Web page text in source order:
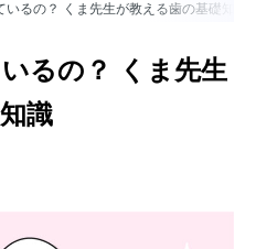
るの？ くま先生が教える歯の基礎知識
るの？ くま先生
識